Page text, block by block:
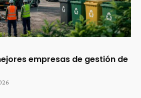
empresas de gestión de